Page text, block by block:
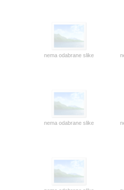
nema odabrane slike
nema odabrane slike